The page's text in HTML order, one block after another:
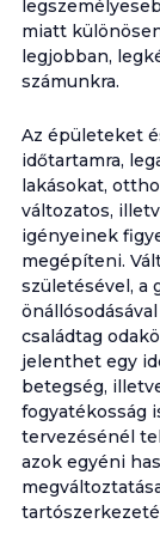
miatt
legjobban,
számunkra.
Az épületeket
időtartamra,
lakásokat,
változatos,
igényeinek
megépíteni.
születésével, a
családtag
jelenthet egy
betegség,
fogyatékosság
tervezésénél
azok egyéni